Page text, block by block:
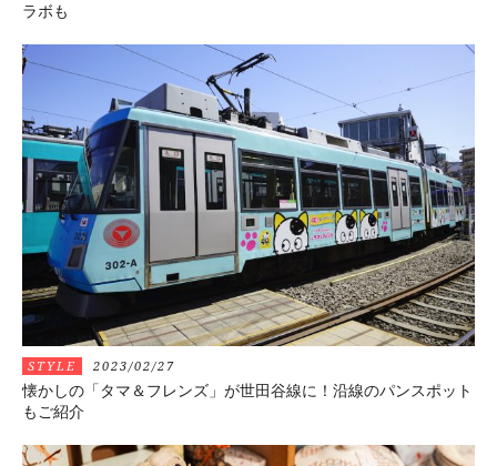
ラボも
STYLE 2023/02/27
懐かしの「タマ＆フレンズ」が世田谷線に！沿線のパンスポット
もご紹介